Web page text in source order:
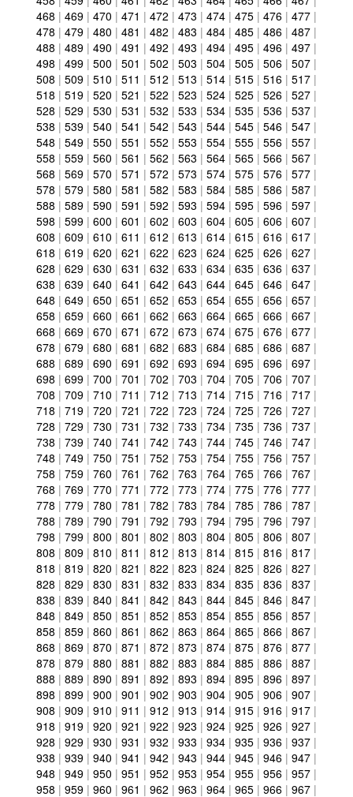
468 | 469 | 470 | 471 | 472 | 473 | 474 | 475 | 476 | 477 |
478 | 479 | 480 | 481 | 482 | 483 | 484 | 485 | 486 | 487 |
488 | 489 | 490 | 491 | 492 | 493 | 494 | 495 | 496 | 497 |
498 | 499 | 500 | 501 | 502 | 503 | 504 | 505 | 506 | 507 |
508 | 509 | 510 | 511 | 512 | 513 | 514 | 515 | 516 | 517 |
518 | 519 | 520 | 521 | 522 | 523 | 524 | 525 | 526 | 527 |
528 | 529 | 530 | 531 | 532 | 533 | 534 | 535 | 536 | 537 |
538 | 539 | 540 | 541 | 542 | 543 | 544 | 545 | 546 | 547 |
548 | 549 | 550 | 551 | 552 | 553 | 554 | 555 | 556 | 557 |
558 | 559 | 560 | 561 | 562 | 563 | 564 | 565 | 566 | 567 |
568 | 569 | 570 | 571 | 572 | 573 | 574 | 575 | 576 | 577 |
578 | 579 | 580 | 581 | 582 | 583 | 584 | 585 | 586 | 587 |
588 | 589 | 590 | 591 | 592 | 593 | 594 | 595 | 596 | 597 |
598 | 599 | 600 | 601 | 602 | 603 | 604 | 605 | 606 | 607 |
608 | 609 | 610 | 611 | 612 | 613 | 614 | 615 | 616 | 617 |
618 | 619 | 620 | 621 | 622 | 623 | 624 | 625 | 626 | 627 |
628 | 629 | 630 | 631 | 632 | 633 | 634 | 635 | 636 | 637 |
638 | 639 | 640 | 641 | 642 | 643 | 644 | 645 | 646 | 647 |
648 | 649 | 650 | 651 | 652 | 653 | 654 | 655 | 656 | 657 |
658 | 659 | 660 | 661 | 662 | 663 | 664 | 665 | 666 | 667 |
668 | 669 | 670 | 671 | 672 | 673 | 674 | 675 | 676 | 677 |
678 | 679 | 680 | 681 | 682 | 683 | 684 | 685 | 686 | 687 |
688 | 689 | 690 | 691 | 692 | 693 | 694 | 695 | 696 | 697 |
698 | 699 | 700 | 701 | 702 | 703 | 704 | 705 | 706 | 707 |
708 | 709 | 710 | 711 | 712 | 713 | 714 | 715 | 716 | 717 |
718 | 719 | 720 | 721 | 722 | 723 | 724 | 725 | 726 | 727 |
728 | 729 | 730 | 731 | 732 | 733 | 734 | 735 | 736 | 737 |
738 | 739 | 740 | 741 | 742 | 743 | 744 | 745 | 746 | 747 |
748 | 749 | 750 | 751 | 752 | 753 | 754 | 755 | 756 | 757 |
758 | 759 | 760 | 761 | 762 | 763 | 764 | 765 | 766 | 767 |
768 | 769 | 770 | 771 | 772 | 773 | 774 | 775 | 776 | 777 |
778 | 779 | 780 | 781 | 782 | 783 | 784 | 785 | 786 | 787 |
788 | 789 | 790 | 791 | 792 | 793 | 794 | 795 | 796 | 797 |
798 | 799 | 800 | 801 | 802 | 803 | 804 | 805 | 806 | 807 |
808 | 809 | 810 | 811 | 812 | 813 | 814 | 815 | 816 | 817 |
818 | 819 | 820 | 821 | 822 | 823 | 824 | 825 | 826 | 827 |
828 | 829 | 830 | 831 | 832 | 833 | 834 | 835 | 836 | 837 |
838 | 839 | 840 | 841 | 842 | 843 | 844 | 845 | 846 | 847 |
848 | 849 | 850 | 851 | 852 | 853 | 854 | 855 | 856 | 857 |
858 | 859 | 860 | 861 | 862 | 863 | 864 | 865 | 866 | 867 |
868 | 869 | 870 | 871 | 872 | 873 | 874 | 875 | 876 | 877 |
878 | 879 | 880 | 881 | 882 | 883 | 884 | 885 | 886 | 887 |
888 | 889 | 890 | 891 | 892 | 893 | 894 | 895 | 896 | 897 |
898 | 899 | 900 | 901 | 902 | 903 | 904 | 905 | 906 | 907 |
908 | 909 | 910 | 911 | 912 | 913 | 914 | 915 | 916 | 917 |
918 | 919 | 920 | 921 | 922 | 923 | 924 | 925 | 926 | 927 |
928 | 929 | 930 | 931 | 932 | 933 | 934 | 935 | 936 | 937 |
938 | 939 | 940 | 941 | 942 | 943 | 944 | 945 | 946 | 947 |
948 | 949 | 950 | 951 | 952 | 953 | 954 | 955 | 956 | 957 |
958 | 959 | 960 | 961 | 962 | 963 | 964 | 965 | 966 | 967 |